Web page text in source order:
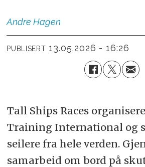
Andre Hagen
PUBLISERT 13.05.2026 - 16:26
Tall Ships Races
Training International og
seilere fra hele verden.
samarbeid om bord på